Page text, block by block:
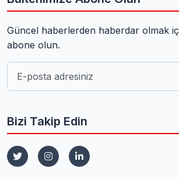
Güncel haberlerden haberdar olmak
abone olun.
Bizi Takip Edin